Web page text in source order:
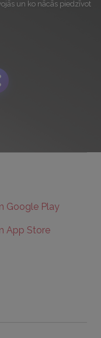
un ko nācās piedzīvot
title WhatsApp
title Emailtitle
Google Play
App Store